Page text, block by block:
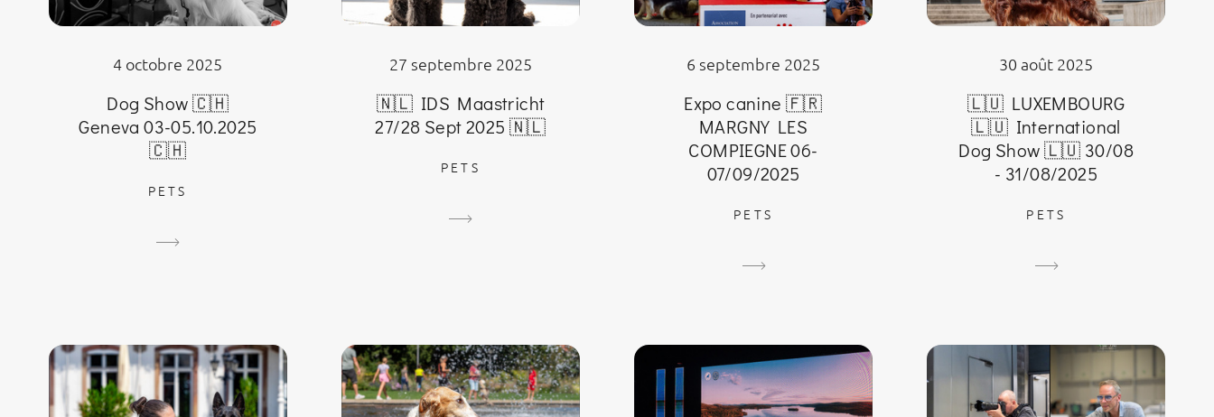
4 octobre 2025
Dog Show 🇨🇭
Geneva 03-05.10.2025
🇨🇭
PETS
27 septembre 2025
🇳🇱 IDS Maastricht
27/28 Sept 2025 🇳🇱
PETS
6 septembre 2025
Expo canine 🇫🇷
MARGNY LES
COMPIEGNE 06-
07/09/2025
PETS
30 août 2025
🇱🇺 LUXEMBOURG
🇱🇺 International
Dog Show 🇱🇺 30/08
- 31/08/2025
PETS